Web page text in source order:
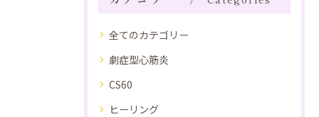
全てのカテゴリー
劇症型心筋炎
CS60
ヒーリング